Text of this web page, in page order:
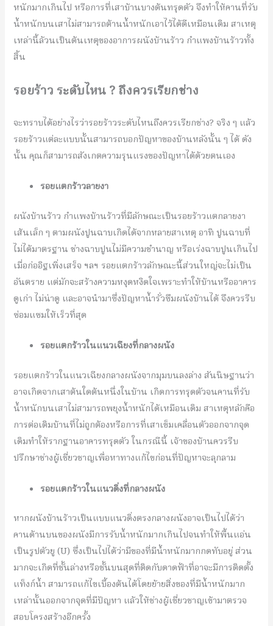
หนักมากเกินไป หรือการที่เสาบ้านบางต้นทรุดตัว จึงทำให้คานที่รับ
น้ำหนักบนเสาไม่สามารถต้านน้ำหนักเอาไว้ได้ดีเหมือนเดิม สาเหตุ
เหล่านี้ล้วนเป็นต้นเหตุของอาการผนังบ้านร้าว กำแพงบ้านร้าวทั้ง
สิ้น
รอยร้าว ระดับไหน ? ถึงควรเรียกช่าง
จะทราบได้อย่างไรว่ารอยร้าวระดับไหนถึงควรเรียกช่าง? จริง ๆ แล้ว
รอยร้าวแต่ละแบบนั้นสามารถบอกปัญหาของบ้านหลังนั้น ๆ ได้ ดัง
นั้น คุณก็สามารถสังเกตความรุนแรงของปัญหาได้ด้วยตนเอง
รอยแตกร้าวลายงา
ผนังบ้านร้าว กำแพงบ้านร้าวที่มีลักษณะเป็นรอยร้าวแตกลายงา
เส้นเล็ก ๆ ตามผนังปูนฉาบเกิดได้จากหลายสาเหตุ อาทิ ปูนฉาบที่
ไม่ได้มาตรฐาน ช่างฉาบปูนไม่มีความชำนาญ หรือเร่งฉาบปูนเกินไป
เมื่อก่ออิฐเพิ่งเสร็จ ฯลฯ รอยแตกร้าวลักษณะนี้ส่วนใหญ่จะไม่เป็น
อันตราย แต่มักจะสร้างความหงุดหงิดใจเพราะทำให้บ้านหรืออาคาร
ดูเก่า ไม่น่าดู และอาจนำมาซึ่งปัญหาน้ำรั่วซึมผนังบ้านได้ จึงควรรีบ
ซ่อมแซมให้เร็วที่สุด
รอยแตกร้าวในแนวเฉียงที่กลางผนัง
รอยแตกร้าวในแนวเฉียงกลางผนังจากมุมบนลงล่าง สันนิษฐานว่า
อาจเกิดจากเสาต้นใดต้นหนึ่งในบ้าน เกิดการทรุดตัวจนคานที่รับ
น้ำหนักบนเสาไม่สามารถพยุงน้ำหนักได้เหมือนเดิม สาเหตุหลักคือ
การต่อเติมบ้านที่ไม่ถูกต้องหรือการที่เสาเข็มเคลื่อนตัวออกจากจุด
เดิมทำให้รากฐานอาคารทรุดตัว ในกรณีนี้ เจ้าของบ้านควรรีบ
ปรึกษาช่างผู้เชี่ยวชาญเพื่อหาทางแก้ไขก่อนที่ปัญหาจะลุกลาม
รอยแตกร้าวในแนวดิ่งที่กลางผนัง
หากผนังบ้านร้าวเป็นแบบแนวดิ่งตรงกลางผนังอาจเป็นไปได้ว่า
คานด้านบนของผนังมีการรับน้ำหนักมากเกินไปจนทำให้พื้นแอ่น
เป็นรูปตัวยู (U) ซึ่งเป็นไปได้ว่ามีของที่มีน้ำหนักมากกดทับอยู่ ส่วน
มากจะเกิดที่ชั้นล่างหรือชั้นบนสุดที่ติดกับดาดฟ้าที่อาจะมีการติดตั้ง
แท็งก์น้ำ สามารถแก้ไขเบื้องต้นได้โดยย้ายสิ่งของที่มีน้ำหนักมาก
เหล่านั้นออกจากจุดที่มีปัญหา แล้วให้ช่างผู้เชี่ยวชาญเข้ามาตรวจ
สอบโครงสร้างอีกครั้ง